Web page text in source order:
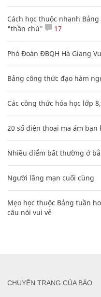
Cách học thuộc nhanh
"thần chú"
17
Phó Đoàn ĐBQH Hà Giang
Bảng công thức đạo hàm
Các công thức hóa học lớp
20 số điện thoại ma ám
Nhiều điểm bất thường ở
Người lãng mạn cuối cùng
Mẹo học thuộc Bảng tuần
câu nói vui vẻ
CHUYÊN TRANG CỦA BÁO